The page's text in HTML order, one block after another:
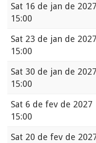
Sat 16 de jan de 2027
15:00
Sat 23 de jan de 2027
15:00
Sat 30 de jan de 2027
15:00
Sat 6 de fev de 2027
15:00
Sat 20 de fev de